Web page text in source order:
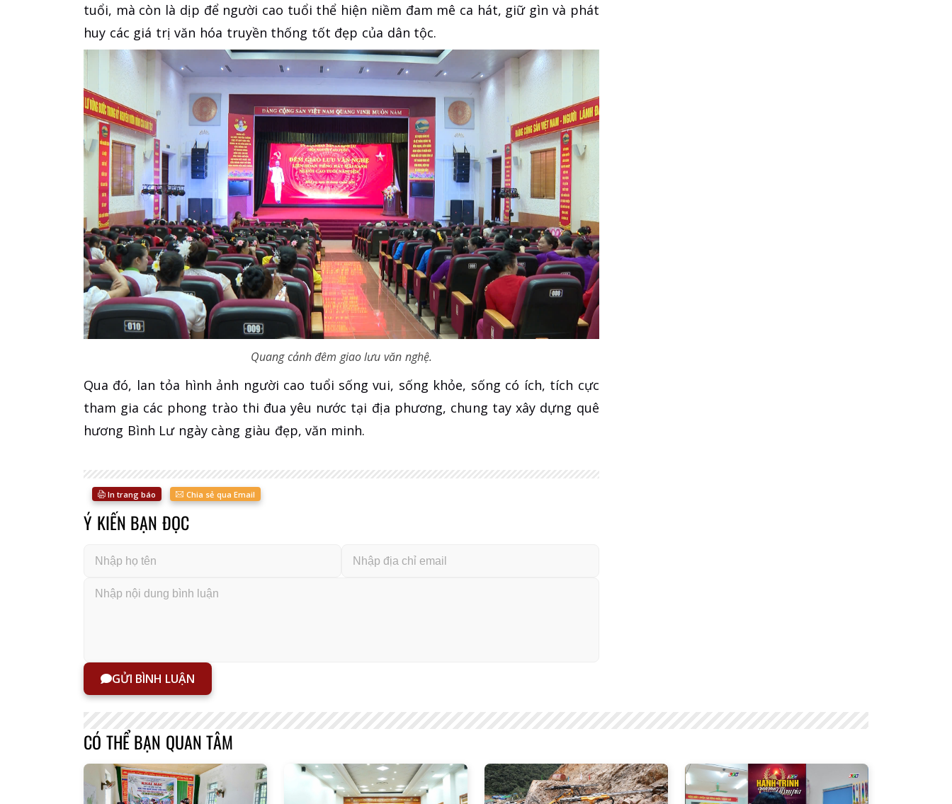
tuổi, mà còn là dịp để người cao tuổi thể hiện niềm đam mê ca hát, giữ gìn và phát
huy các giá trị văn hóa truyền thống tốt đẹp của dân tộc.
Quang cảnh đêm giao lưu văn nghệ.
Qua đó, lan tỏa hình ảnh người cao tuổi sống vui, sống khỏe, sống có ích, tích cực
tham gia các phong trào thi đua yêu nước tại địa phương, chung tay xây dựng quê
hương Bình Lư ngày càng giàu đẹp, văn minh.
In trang báo Chia sẻ qua Email
Ý KIẾN BẠN ĐỌC
GỬI BÌNH LUẬN
CÓ THỂ BẠN QUAN TÂM